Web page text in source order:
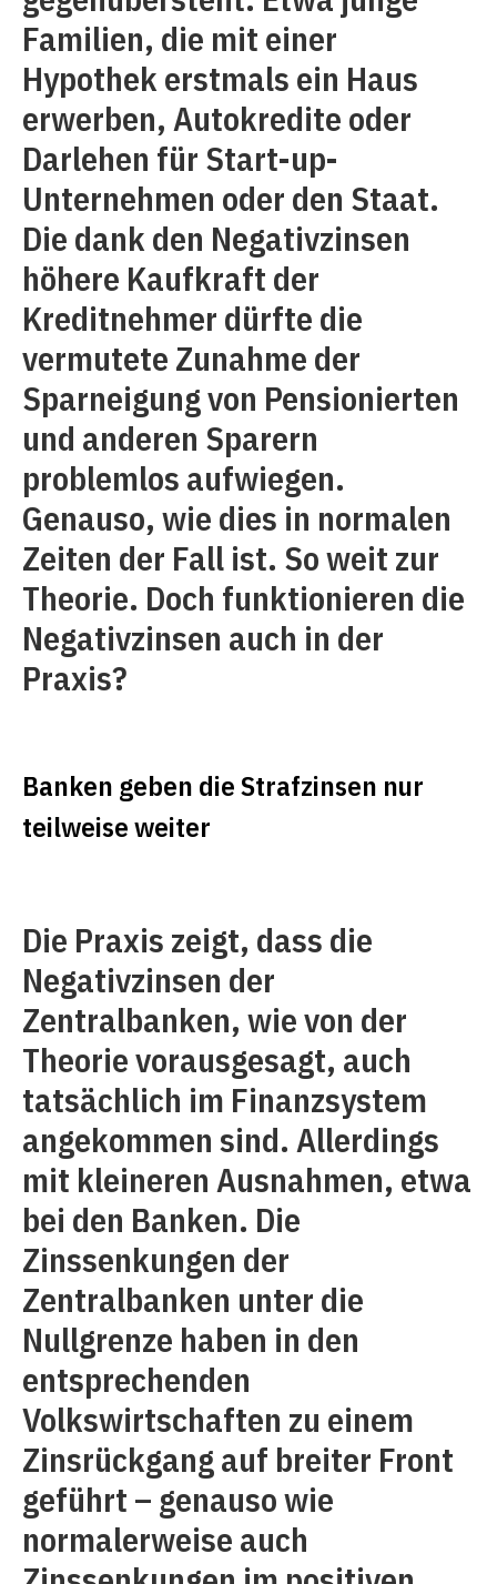
Familien, die mit einer
Hypothek erstmals ein Haus
erwerben, Autokredite oder
Darlehen für Start-up-
Unternehmen oder den Staat.
Die dank den Negativzinsen
höhere Kaufkraft der
Kreditnehmer dürfte die
vermutete Zunahme der
Sparneigung von Pensionierten
und anderen Sparern
problemlos aufwiegen.
Genauso, wie dies in normalen
Zeiten der Fall ist. So weit zur
Theorie. Doch funktionieren die
Negativzinsen auch in der
Praxis?
Banken geben die Strafzinsen nur
teilweise weiter
Die Praxis zeigt, dass die
Negativzinsen der
Zentralbanken, wie von der
Theorie vorausgesagt, auch
tatsächlich im Finanzsystem
angekommen sind. Allerdings
mit kleineren Ausnahmen, etwa
bei den Banken. Die
Zinssenkungen der
Zentralbanken unter die
Nullgrenze haben in den
entsprechenden
Volkswirtschaften zu einem
Zinsrückgang auf breiter Front
geführt – genauso wie
normalerweise auch